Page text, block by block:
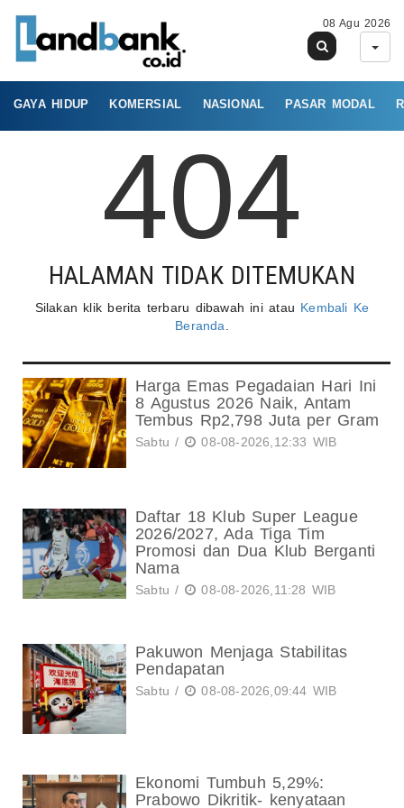
08 Agu 2026
GAYA HIDUP KOMERSIAL NASIONAL PASAR MODAL
404
HALAMAN TIDAK DITEMUKAN
Silakan klik berita terbaru dibawah ini atau Kembali Ke
Beranda
Harga Emas Pegadaian Hari Ini
8 Agustus 2026 Naik, Antam
Tembus Rp2,798 Juta per Gram
Sabtu / 08-08-2026,12:33 WIB
Daftar 18 Klub Super League
2026/2027, Ada Tiga Tim
Promosi dan Dua Klub Berganti
Nama
Sabtu / 08-08-2026,11:28 WIB
Pakuwon Menjaga Stabilitas
Pendapatan
Sabtu / 08-08-2026,09:44 WIB
Ekonomi Tumbuh 5,29%:
Prabowo Dikritik- kenyataan